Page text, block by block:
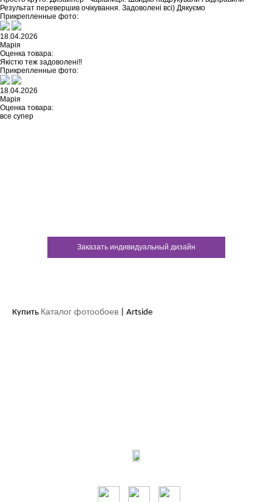
Результат перевершив очікування. Задоволені всі) Дякуємо
Прикрепленные фото:
18.04.2026
Марія
Оценка товара:
Якістю теж задоволені!!
Прикрепленные фото:
18.04.2026
Марія
Оценка товара:
все супер
Заказать индивидуальный дизайн
Купить Каталог фотообоев | Artside